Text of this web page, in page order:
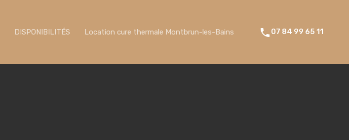
DISPONIBILITÉS Location cure thermale Montbrun-les-Bains 07 84 99 65 11